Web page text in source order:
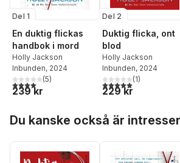
Del 1
En duktig flickas
handbok i mord
Holly Jackson
Inbunden, 2024
4,0utav 5 stjärnor. Totalt antal röster:
(5)
239 kr
Del 2
Duktig flicka, ont
blod
Holly Jackson
Inbunden, 2024
5,0utav 5 stjärnor.
(1)
229 kr
Du kanske också är